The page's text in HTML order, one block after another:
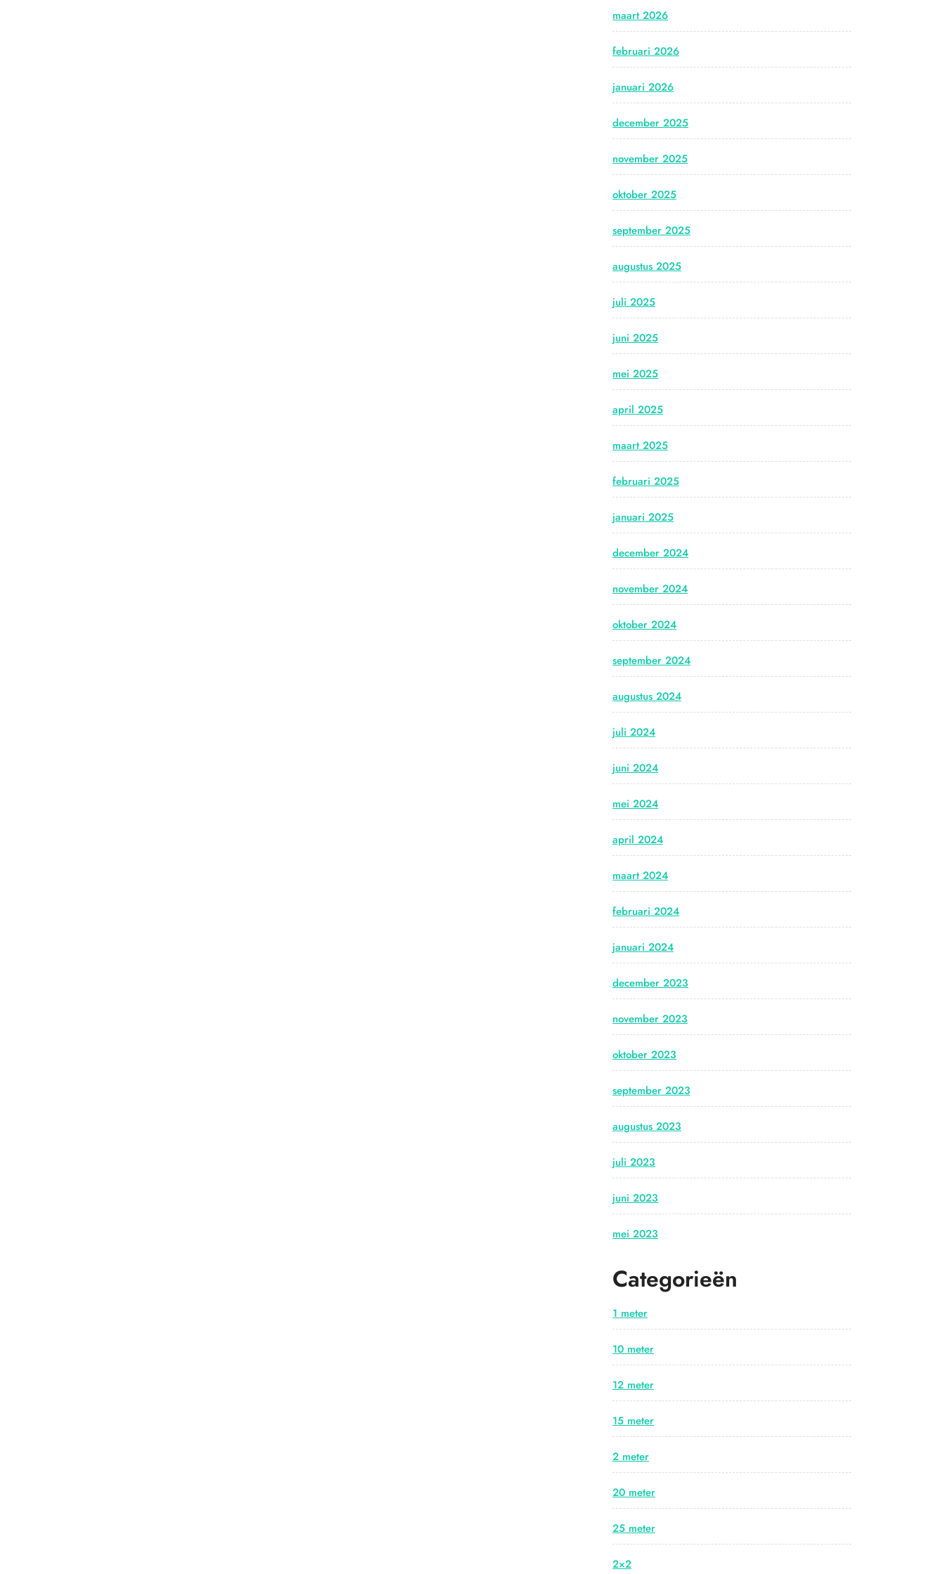
maart 2026
februari 2026
januari 2026
december 2025
november 2025
oktober 2025
september 2025
augustus 2025
juli 2025
juni 2025
mei 2025
april 2025
maart 2025
februari 2025
januari 2025
december 2024
november 2024
oktober 2024
september 2024
augustus 2024
juli 2024
juni 2024
mei 2024
april 2024
maart 2024
februari 2024
januari 2024
december 2023
november 2023
oktober 2023
september 2023
augustus 2023
juli 2023
juni 2023
mei 2023
Categorieën
1 meter
10 meter
12 meter
15 meter
2 meter
20 meter
25 meter
2×2